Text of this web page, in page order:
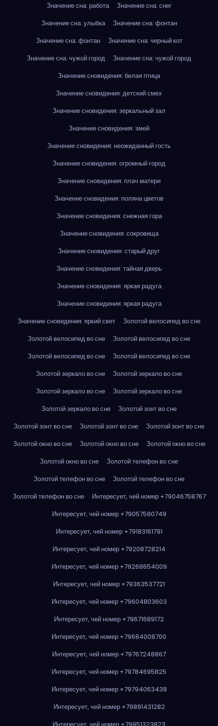
Значение сна: работа
Значение сна: снег
Значение сна: улыбка
Значение сна: фонтан
Значение сна: фонтан
Значение сна: черный кот
Значение сна: чужой город
Значение сна: чужой город
Значение сновидения: белая птица
Значение сновидения: детский смех
Значение сновидения: зеркальный зал
Значение сновидения: змей
Значение сновидения: неожиданный гость
Значение сновидения: огромный город
Значение сновидения: плач матери
Значение сновидения: поляна цветов
Значение сновидения: снежная гора
Значение сновидения: сокровища
Значение сновидения: старый друг
Значение сновидения: тайная дверь
Значение сновидения: яркая радуга
Значение сновидения: яркая радуга
Значение сновидения: яркий свет
Золотой велосипед во сне
Золотой велосипед во сне
Золотой велосипед во сне
Золотой велосипед во сне
Золотой велосипед во сне
Золотой зеркало во сне
Золотой зеркало во сне
Золотой зеркало во сне
Золотой зеркало во сне
Золотой зеркало во сне
Золотой зонт во сне
Золотой зонт во сне
Золотой зонт во сне
Золотой зонт во сне
Золотой окно во сне
Золотой окно во сне
Золотой окно во сне
Золотой окно во сне
Золотой телефон во сне
Золотой телефон во сне
Золотой телефон во сне
Золотой телефон во сне
Интересует, чей номер +79046758767
Интересует, чей номер +79057580749
Интересует, чей номер +79183161791
Интересует, чей номер +79208728214
Интересует, чей номер +79268654009
Интересует, чей номер +79363537721
Интересует, чей номер +79604803603
Интересует, чей номер +79671689172
Интересует, чей номер +79684008700
Интересует, чей номер +79767248867
Интересует, чей номер +79784695825
Интересует, чей номер +79794063438
Интересует, чей номер +79891431282
Интересует, чей номер +79951323823